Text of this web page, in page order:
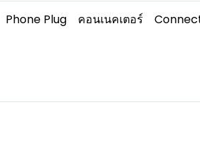
Phone Plug คอนเนคเตอร์